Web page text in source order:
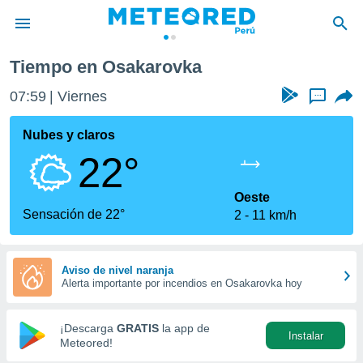
de
ha sido
calidad.
a este
las
y
forma
digital
basada
Tiempo en Osakarovka
07:59 Viernes ...
Nubes y claros
22°
Sensación de 22°
Oeste
2
11 km/h
Aviso de nivel naranja
Alerta importante por incendios en Osakarovka hoy
¡Descarga GRATIS la app de
Meteored!
Instalar